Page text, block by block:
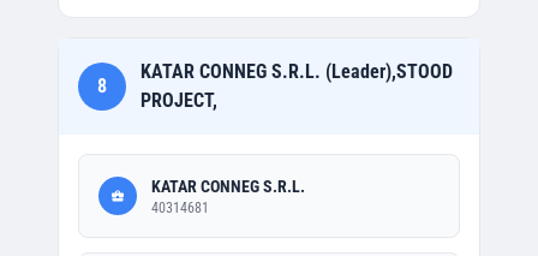
8
KATAR CONNEG S.R.L. (Leader),STOOD
PROJECT,
KATAR CONNEG S.R.L.
40314681